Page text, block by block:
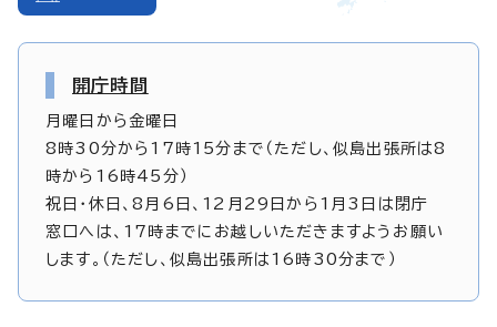
開庁時間
月曜日から金曜日
8時30分から17時15分まで（ただし、似島出張所は8
時から16時45分）
祝日・休日、8月6日、12月29日から1月3日は閉庁
窓口へは、17時までにお越しいただきますようお願い
します。（ただし、似島出張所は16時30分まで）